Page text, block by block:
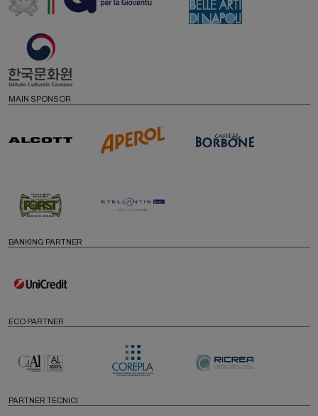
MAIN SPONSOR
BANKING PARTNER
ECO PARTNER
PARTNER TECNICI